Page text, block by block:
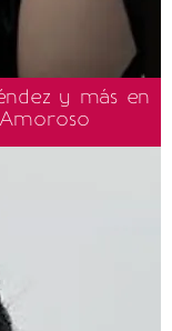
y más en